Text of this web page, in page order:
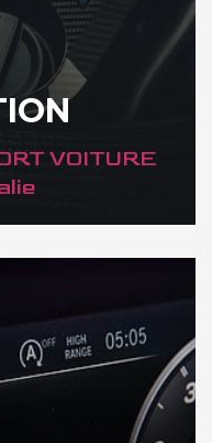
VOITURE
AUTO en Australie